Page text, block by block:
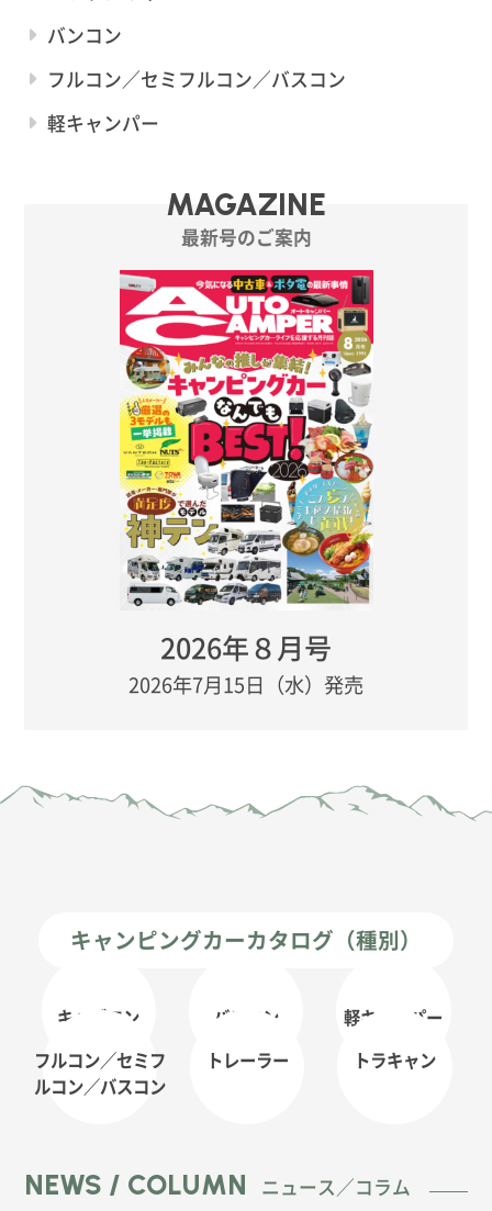
バンコン
フルコン／セミフルコン／バスコン
軽キャンパー
MAGAZINE
最新号のご案内
2026年８月号
2026年7月15日（水）発売
キャンピングカーカタログ（種別）
キャブコン バンコン
軽キャンパー
フルコン／セミフ
ルコン／バスコン
トレーラー トラキャン
NEWS / COLUMN ニュース／コラム